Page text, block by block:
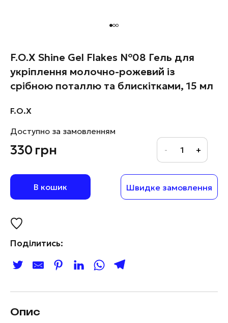
F.O.X Shine Gel Flakes №08 Гель для
укріплення молочно-рожевий із
срібною поталлю та блискітками, 15 мл
F.O.X
Доступно за замовленням
330грн
В кошик Швидке замовлення
Поділитись:
Опис